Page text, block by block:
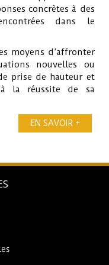
concrètes à des
dans le
moyens d’affronter
nouvelles ou
prise de hauteur et
à la réussite de sa
EN SAVOIR +